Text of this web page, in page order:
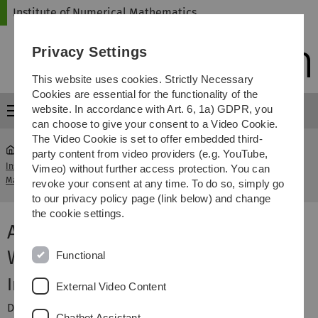
Skip
Skip
Skip
Skip
Institute of Numerical Mathematics
Menu
Institute of Numerical
Mathematics
...
Vorlesung Angewandte Numerik 2
WiSe 2016/2017
Angewandte Numerik II -
Wintersemester 2016/2017
Inhalt
Die Vorlesung Angewandte Numerik II behandelt die
Privacy Settings
This website uses cookies. Strictly Necessary
Cookies are essential for the functionality of the
website. In accordance with Art. 6, 1a) GDPR, you
can choose to give your consent to a Video Cookie.
The Video Cookie is set to offer embedded third-
party content from video providers (e.g. YouTube,
Vimeo) without further access protection. You can
revoke your consent at any time. To do so, simply go
to our privacy policy page (link below) and change
the cookie settings.
Functional
External Video Content